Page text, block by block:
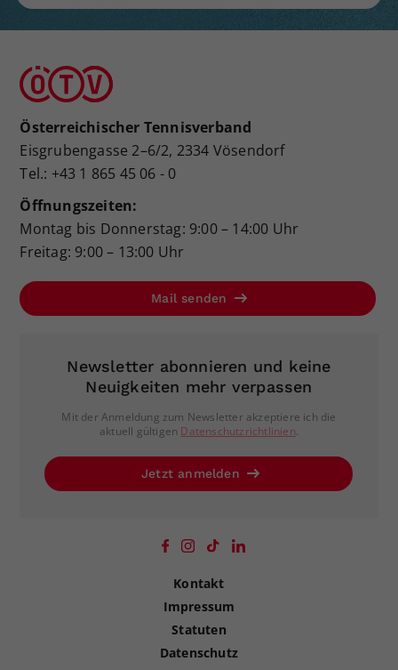
Österreichischer Tennisverband
Eisgrubengasse 2–6/2, 2334 Vösendorf
Tel.: +43 1 865 45 06 - 0
Öffnungszeiten:
Montag bis Donnerstag: 9:00 – 14:00 Uhr
Freitag: 9:00 – 13:00 Uhr
Mail senden
Newsletter abonnieren und keine
Neuigkeiten mehr verpassen
Mit der Anmeldung zum Newsletter akzeptiere ich die
aktuell gültigen Datenschutzrichtlinien.
Jetzt anmelden
Kontakt
Impressum
Statuten
Datenschutz